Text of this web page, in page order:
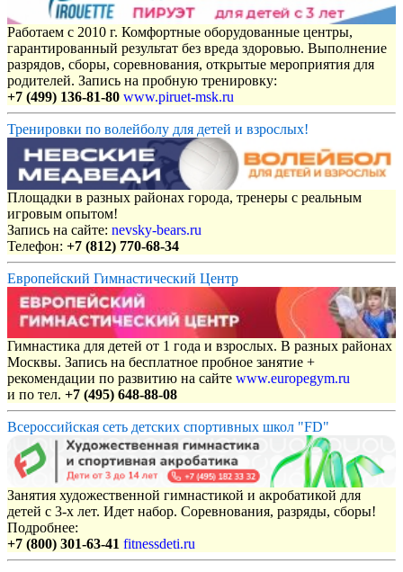
Работаем с 2010 г. Комфортные оборудованные центры,
гарантированный результат без вреда здоровью. Выполнение
разрядов, сборы, соревнования, открытые мероприятия для
родителей. Запись на пробную тренировку:
+7 (499) 136-81-80 www.piruet-msk.ru
Тренировки по волейболу для детей и взрослых!
Площадки в разных районах города, тренеры с реальным
игровым опытом!
Запись на сайте: nevsky-bears.ru
Телефон: +7 (812) 770-68-34
Европейский Гимнастический Центр
Гимнастика для детей от 1 года и взрослых. В разных районах
Москвы. Запись на бесплатное пробное занятие +
рекомендации по развитию на сайте www.europegym.ru
и по тел. +7 (495) 648-88-08
Всероссийская сеть детских спортивных школ "FD"
Занятия художественной гимнастикой и акробатикой для
детей с 3-х лет. Идет набор. Соревнования, разряды, сборы!
Подробнее:
+7 (800) 301-63-41 fitnessdeti.ru